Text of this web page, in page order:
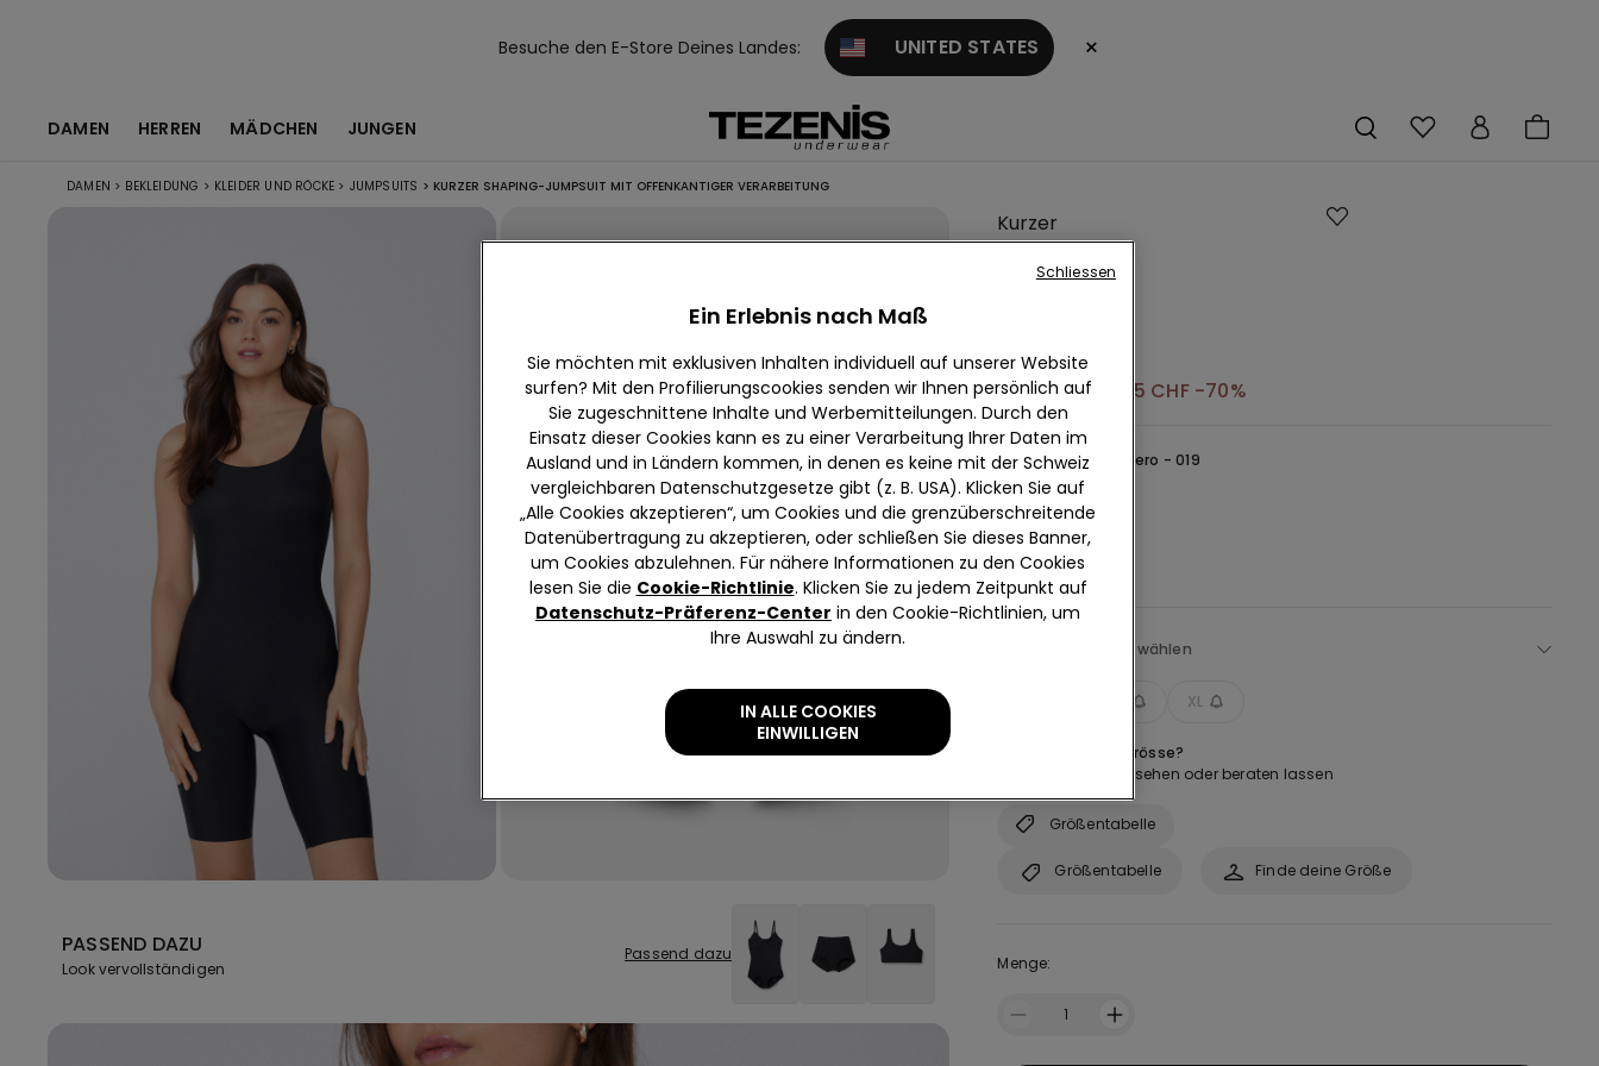
Besuche den E-Store Deines Landes: UNITED STATES ×
DAMEN HERREN MÄDCHEN JUNGEN
DAMEN > BEKLEIDUNG > KLEIDER UND RÖCKE > JUMPSUITS > KURZER SHAPING-JUMPSUIT MIT OFFENKANTIGER VERARBEITUNG
PASSEND DAZU
Look vervollständigen
Passend dazu
Kurzer
Jumpsuit mit
Verarbeitung
30.95 CHF
9.25 CHF -70%
Farbe:Schwarz - Nero - 019
Größe auswählen
XL
Unsicher bei der Grösse?
Grössentabelle ansehen oder beraten lassen
Größentabelle
Finde deine Größe
Größentabelle
Menge:
1
Ein Erlebnis nach Maß
Sie möchten mit exklusiven Inhalten individuell auf unserer Website
surfen? Mit den Profilierungscookies senden wir Ihnen persönlich auf
Sie zugeschnittene Inhalte und Werbemitteilungen. Durch den
Einsatz dieser Cookies kann es zu einer Verarbeitung Ihrer Daten im
Ausland und in Ländern kommen, in denen es keine mit der Schweiz
vergleichbaren Datenschutzgesetze gibt (z. B. USA). Klicken Sie auf
„Alle Cookies akzeptieren“, um Cookies und die grenzüberschreitende
Datenübertragung zu akzeptieren, oder schließen Sie dieses Banner,
um Cookies abzulehnen. Für nähere Informationen zu den Cookies
lesen Sie die Cookie-Richtlinie. Klicken Sie zu jedem Zeitpunkt auf
Datenschutz-Präferenz-Center in den Cookie-Richtlinien, um
Ihre Auswahl zu ändern.
IN ALLE COOKIES
EINWILLIGEN
Schliessen